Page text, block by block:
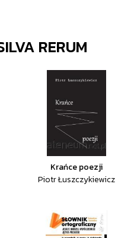
RERUM
Krańce poezji
Piotr Łuszczykiewicz